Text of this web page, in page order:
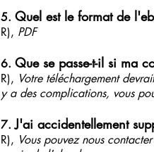
5. Quel est le format de
R), PDF
6. Que se passe-t-il si ma
R), Votre téléchargement
y a des complications, vous
7.J'ai accidentellement
R), Vous pouvez nous